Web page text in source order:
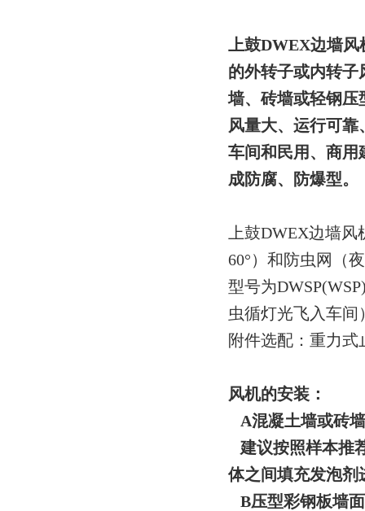
上鼓DWEX边墙风
的外转子或内转
墙、砖墙或轻钢压
风量大、运行可
车间和民用、商用
成防腐、防爆型。
上鼓DWEX边墙
60°）和防虫网（
型号为
虫循灯光飞入车间
附件选配：重力
风机的安装：
A混凝土墙或砖
建议按照样本推
体之间填充发泡剂
B压型彩钢板墙